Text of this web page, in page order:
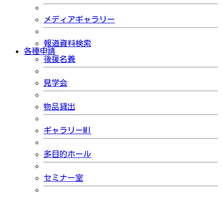
メディアギャラリー
報道資料検索
各種申請
後援名義
見学会
物品貸出
ギャラリーMI
多目的ホール
セミナー室